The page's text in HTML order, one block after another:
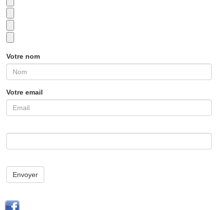
Votre nom
Votre email
Envoyer